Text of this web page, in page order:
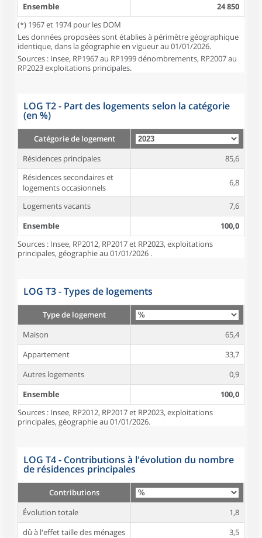
Ensemble
24 850
(*) 1967 et 1974 pour les DOM
Les données proposées sont établies à périmètre géographique
identique, dans la géographie en vigueur au 01/01/2026.
Sources : Insee, RP1967 au RP1999 dénombrements, RP2007 au
RP2023 exploitations principales.
LOG T2 - Part des logements selon la catégorie
(en %)
Catégorie de logement
Résidences principales
85,6
Résidences secondaires et
logements occasionnels
6,8
Logements vacants
7,6
Ensemble
100,0
Sources : Insee, RP2012, RP2017 et RP2023, exploitations
principales, géographie au 01/01/2026 .
LOG T3 - Types de logements
Type de logement
Maison
65,4
Appartement
33,7
Autres logements
0,9
Ensemble
100,0
Sources : Insee, RP2012, RP2017 et RP2023, exploitations
principales, géographie au 01/01/2026.
LOG T4 - Contributions à l'évolution du nombre
de résidences principales
Contributions
Évolution totale
1,8
dû à l'effet taille des ménages
3,5